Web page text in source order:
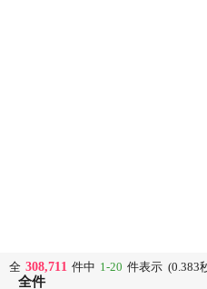
全 308,711 件中 1-20 件表示 (0.383
全件